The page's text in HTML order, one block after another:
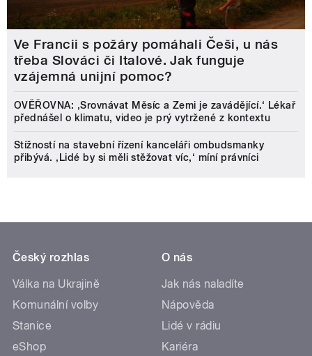
Ve Francii s požáry pomáhali Češi, u nás
třeba Slováci či Italové. Jak funguje
vzájemná unijní pomoc?
OVĚŘOVNA: ‚Srovnávat Měsíc a Zemi je zavádějící.‘ Lékař
přednášel o klimatu, video je prý vytržené z kontextu
Stížností na stavební řízení kanceláři ombudsmanky
přibývá. ‚Lidé by si měli stěžovat víc,‘ míní právníci
Český rozhlas
Válka na Ukrajině
Komunální volby
Stanice
eShop
O nás
Jak nás naladíte
Nápověda
Lidé v rádiu
Kariéra